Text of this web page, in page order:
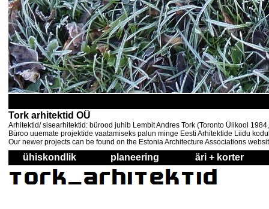
Tork arhitektid OÜ
Arhitektid/ sisearhitektid: bürood juhib Lembit Andres Tork (Toronto Ülikool
Büroo uuemate projektide vaatamiseks palun minge Eesti Arhitektide Liidu
Our newer projects can be found on the Estonia Architecture Associations
ühiskondlik planeering äri + korter